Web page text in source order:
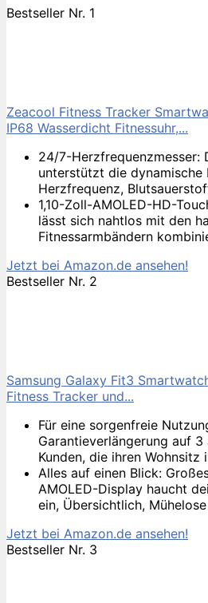
Bestseller Nr. 1
Zeacool Fitness Tracker
IP68 Wasserdicht Fitnessuhr,...
24/7-Herzfrequenzmesser:
unterstützt die
Herzfrequenz,
1,10-Zoll-AMOLED-HD-
lässt sich nahtlos mit den
Fitnessarmbändern
Jetzt bei Amazon.de ansehen!
Bestseller Nr. 2
Samsung Galaxy Fit3
Fitness Tracker und...
Für eine sorgenfreie
Garantieverlängerung auf
Kunden, die ihren Wohnsitz
Alles auf einen Blick:
AMOLED-Display haucht
ein, Übersichtlich,
Jetzt bei Amazon.de ansehen!
Bestseller Nr. 3